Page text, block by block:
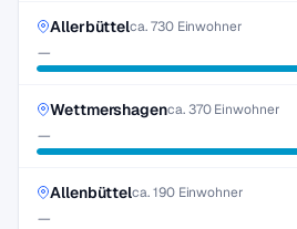
Allerbüttelca. 730 Einwohner
—
Wettmershagenca. 370 Einwohner
—
Allenbüttelca. 190 Einwohner
—